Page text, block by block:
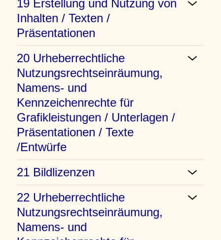
19 Erstellung und Nutzung von
Inhalten / Texten /
Präsentationen
20 Urheberrechtliche
Nutzungsrechtseinräumung,
Namens- und
Kennzeichenrechte für
Grafikleistungen / Unterlagen /
Präsentationen / Texte
/Entwürfe
21 Bildlizenzen
22 Urheberrechtliche
Nutzungsrechtseinräumung,
Namens- und